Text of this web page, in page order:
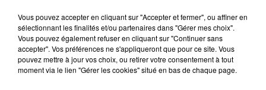
Vierge
Vous pouvez accepter en cliquant sur "Accepter et fermer", ou affiner en
sélectionnant les finalités et/ou partenaires dans "Gérer mes choix".
Vous pouvez également refuser en cliquant sur "Continuer sans
accepter". Vos préférences ne s'appliqueront que pour ce site. Vous
pouvez mettre à jour vos choix, ou retirer votre consentement à tout
moment via le lien "Gérer les cookies" situé en bas de chaque page.